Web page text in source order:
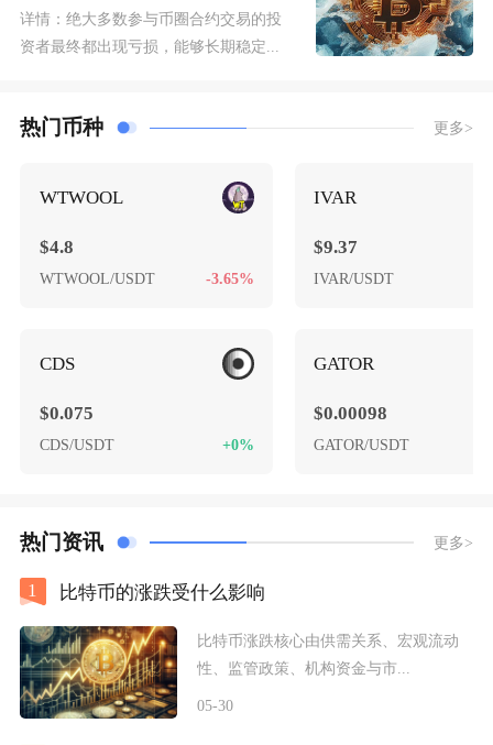
详情： 绝大多数参与币圈合约交易的投
资者最终都出现亏损，能够长期稳定...
热门币种 更多>
WTWOOL
$4.8
WTWOOL/USDT -3.65%
CDS
$0.075
CDS/USDT +0%
IVAR
$9.37
IVAR/USDT
GATOR
$0.00098
GATOR/USDT
热门资讯 更多>
1 比特币的涨跌受什么影响
比特币涨跌核心由供需关系、宏观流动
性、监管政策、机构资金与市...
05-30